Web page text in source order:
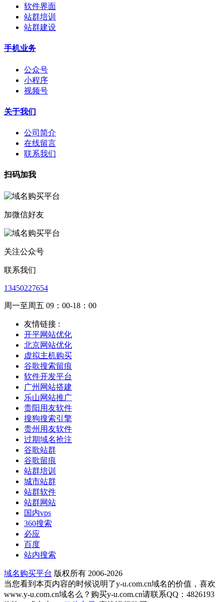
软件界面
站群培训
站群建设
手机业务
公众号
小程序
视频号
关于我们
公司简介
在线留言
联系我们
扫码加我
加微信好友
关注公众号
联系我们
13450227654
周一至周五 09：00-18：00
友情链接 :
开平网站优化
北京网站优化
虚拟主机购买
谷歌搜索留痕
软件开发平台
广州网站搭建
乐山网站推广
贵阳用友软件
搜狗搜索引擎
贵州用友软件
过期域名抢注
谷歌站群
谷歌留痕
站群培训
城市站群
站群软件
站群网站
国内vps
360搜索
必应
百度
站内搜索
域名购买平台 版权所有 2006-2026
当您看到本页内容的时候说明了y-u.com.cn域名的价值，喜欢
www.y-u.com.cn域名么？购买y-u.com.cn请联系QQ：4826193